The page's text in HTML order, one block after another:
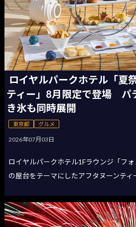
ロイヤルパークホテル「夏
ティー」8月限定で登場 パ
き氷も同時展開
東京都 グルメ
2026年07月03日
ロイヤルパークホテル1Fラウンジ「フ
の屋台をテーマにしたアフタヌーンティ